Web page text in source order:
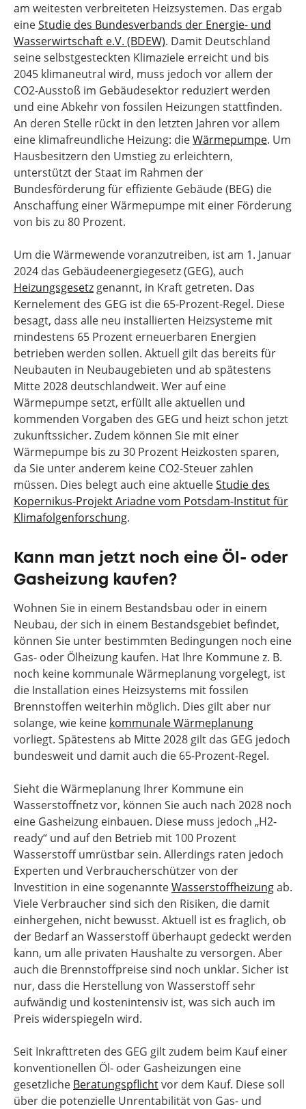
am weitesten verbreiteten Heizsystemen. Das ergab
eineStudie des Bundesverbands der Energie- und
Wasserwirtschaft e.V. (BDEW). Damit Deutschland
seine selbstgesteckten Klimaziele erreicht und bis
2045 klimaneutral wird, muss jedoch vor allem der
CO2-Ausstoß im Gebäudesektor reduziert werden
und eine Abkehr von fossilen Heizungen stattfinden.
An deren Stelle rückt in den letzten Jahren vor allem
eine klimafreundliche Heizung: dieWärmepumpe. Um
Hausbesitzern den Umstieg zu erleichtern,
unterstützt der Staat im Rahmen der
Bundesförderung für effiziente Gebäude (BEG) die
Anschaffung einer Wärmepumpe mit einer Förderung
von bis zu 80 Prozent.
Um die Wärmewende voranzutreiben, ist am 1. Januar
2024 das Gebäudeenergiegesetz (GEG), auch
Heizungsgesetz genannt, in Kraft getreten. Das
Kernelement des GEG ist die 65-Prozent-Regel. Diese
besagt, dass alle neu installierten Heizsysteme mit
mindestens 65 Prozent erneuerbaren Energien
betrieben werden sollen. Aktuell gilt das bereits für
Neubauten in Neubaugebieten und ab spätestens
Mitte 2028 deutschlandweit. Wer auf eine
Wärmepumpe setzt, erfüllt alle aktuellen und
kommenden Vorgaben des GEG und heizt schon jetzt
zukunftssicher. Zudem können Sie mit einer
Wärmepumpe bis zu 30 Prozent Heizkosten sparen,
da Sie unter anderem keine CO2-Steuer zahlen
müssen. Dies belegt auch eine aktuelleStudie des
Kopernikus-Projekt Ariadne vom Potsdam-Institut für
Klimafolgenforschung.
Kann man jetzt noch eine Öl- oder
Gasheizung kaufen?
Wohnen Sie in einem Bestandsbau oder in einem
Neubau, der sich in einem Bestandsgebiet befindet,
können Sie unter bestimmten Bedingungen noch eine
Gas- oder Ölheizung kaufen. Hat Ihre Kommune z. B.
noch keine kommunale Wärmeplanung vorgelegt, ist
die Installation eines Heizsystems mit fossilen
Brennstoffen weiterhin möglich. Dies gilt aber nur
solange, wie keine kommunale Wärmeplanung
vorliegt. Spätestens ab Mitte 2028 gilt das GEG jedoch
bundesweit und damit auch die 65-Prozent-Regel.
Sieht die Wärmeplanung Ihrer Kommune ein
Wasserstoffnetz vor, können Sie auch nach 2028 noch
eine Gasheizung einbauen. Diese muss jedoch „H2-
ready“ und auf den Betrieb mit 100 Prozent
Wasserstoff umrüstbar sein. Allerdings raten jedoch
Experten und Verbraucherschützer von der
Investition in eine sogenannteWasserstoffheizungab.
Viele Verbraucher sind sich den Risiken, die damit
einhergehen, nicht bewusst. Aktuell ist es fraglich, ob
der Bedarf an Wasserstoff überhaupt gedeckt werden
kann, um alle privaten Haushalte zu versorgen. Aber
auch die Brennstoffpreise sind noch unklar. Sicher ist
nur, dass die Herstellung von Wasserstoff sehr
aufwändig und kostenintensiv ist, was sich auch im
Preis widerspiegeln wird.
Seit Inkrafttreten des GEG gilt zudem beim Kauf einer
konventionellen Öl- oder Gasheizungen eine
gesetzliche Beratungspflichtvor dem Kauf. Diese soll
über die potenzielle Unrentabilität von Gas- und